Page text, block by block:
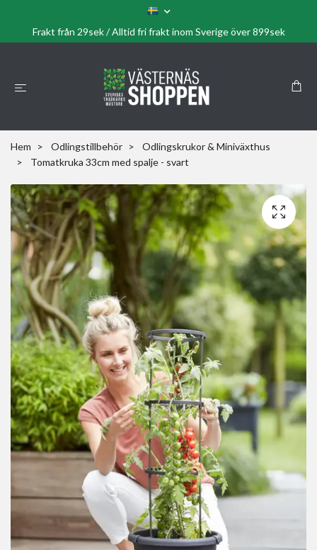
Frakt från 29sek / Alltid fri frakt inom Sverige över 899sek
Hem Odlingstillbehör
Odlingskrukor & Miniväxthus
Tomatkruka 33cm med spalje - svart